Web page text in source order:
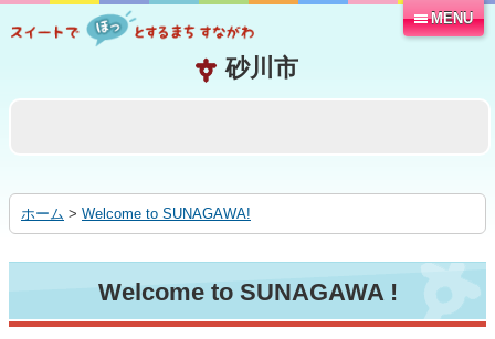
る
MENU
ホーム > Welcome to SUNAGAWA!
Welcome to SUNAGAWA !